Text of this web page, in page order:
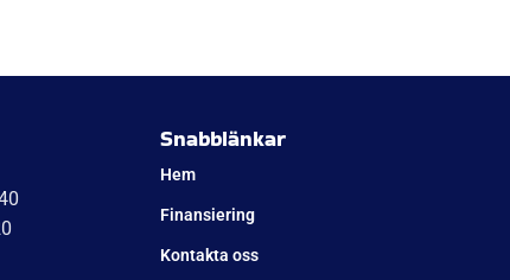
Snabblänkar
Hem
Finansiering
Kontakta oss